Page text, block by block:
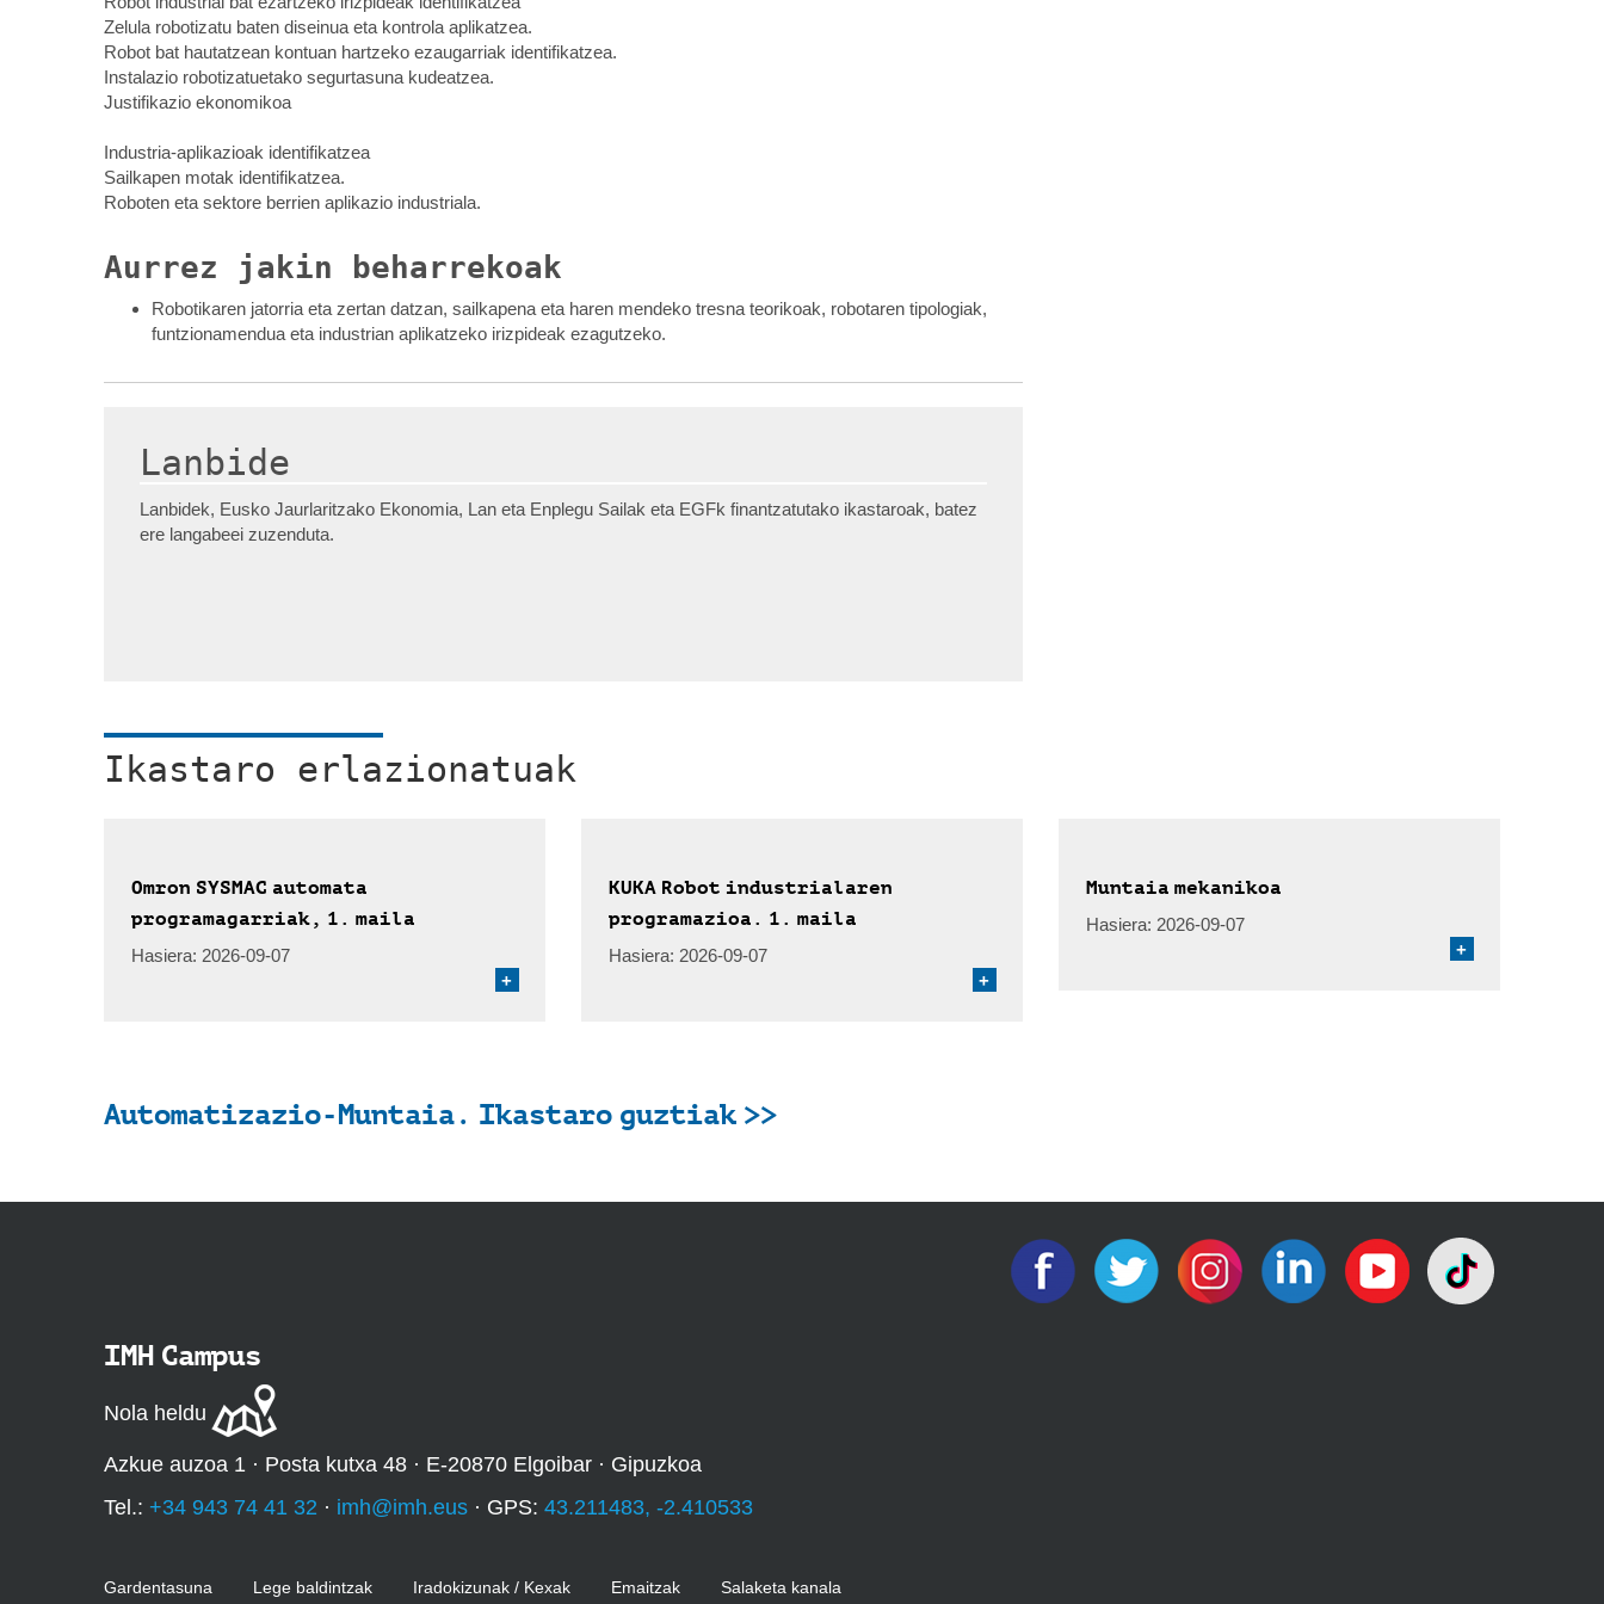
Zelula robotizatu baten diseinua eta kontrola aplikatzea.
Robot bat hautatzean kontuan hartzeko ezaugarriak identifikatzea.
Instalazio robotizatuetako segurtasuna kudeatzea.
Justifikazio ekonomikoa
Industria-aplikazioak identifikatzea
Sailkapen motak identifikatzea.
Roboten eta sektore berrien aplikazio industriala.
Aurrez jakin beharrekoak
Robotikaren jatorria eta zertan datzan, sailkapena eta haren mendeko tresna teorikoak, robotaren tipologiak,
funtzionamendua eta industrian aplikatzeko irizpideak ezagutzeko.
Lanbide
Lanbidek, Eusko Jaurlaritzako Ekonomia, Lan eta Enplegu Sailak eta EGFk finantzatutako ikastaroak, batez
ere langabeei zuzenduta.
Ikastaro erlazionatuak
Omron SYSMAC automata
programagarriak, 1. maila
Hasiera: 2026-09-07
+
KUKA Robot industrialaren
programazioa. 1. maila
Hasiera: 2026-09-07
+
Muntaia mekanikoa
Hasiera: 2026-09-07
+
Automatizazio-Muntaia. Ikastaro guztiak >>
IMH Campus
Nola heldu
Azkue auzoa 1 · Posta kutxa 48 · E-20870 Elgoibar · Gipuzkoa
Tel.: +34 943 74 41 32 · imh@imh.eus · GPS: 43.211483, -2.410533
Gardentasuna Lege baldintzak Iradokizunak / Kexak Emaitzak Salaketa kanala